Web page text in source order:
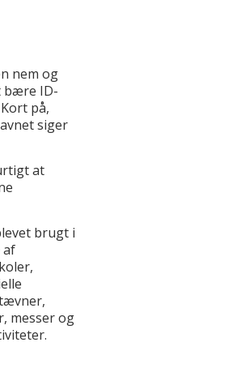
nem og
bære ID-
på,
siger
at
brugt i
af
messer og